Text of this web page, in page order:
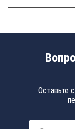
Оставьте